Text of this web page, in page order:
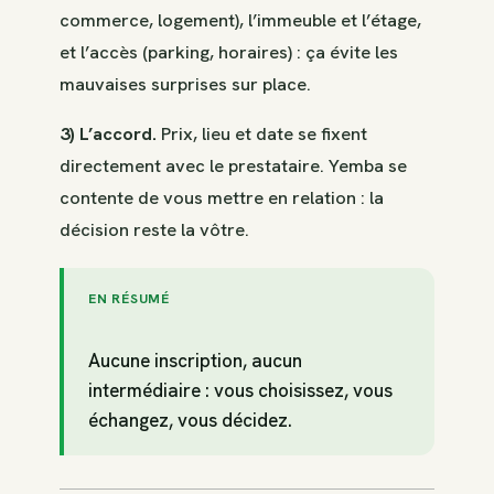
commerce, logement), l’immeuble et l’étage,
et l’accès (parking, horaires) : ça évite les
mauvaises surprises sur place.
3) L’accord. Prix, lieu et date se fixent
directement avec le prestataire. Yemba se
contente de vous mettre en relation : la
décision reste la vôtre.
EN RÉSUMÉ
Aucune inscription, aucun
intermédiaire : vous choisissez, vous
échangez, vous décidez.